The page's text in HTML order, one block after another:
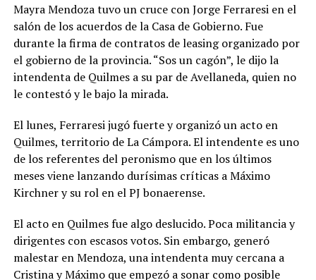
Mayra Mendoza tuvo un cruce con Jorge Ferraresi en el
salón de los acuerdos de la Casa de Gobierno. Fue
durante la firma de contratos de leasing organizado por
el gobierno de la provincia. “Sos un cagón”, le dijo la
intendenta de Quilmes a su par de Avellaneda, quien no
le contestó y le bajo la mirada.
El lunes, Ferraresi jugó fuerte y organizó un acto en
Quilmes, territorio de La Cámpora. El intendente es uno
de los referentes del peronismo que en los últimos
meses viene lanzando durísimas críticas a Máximo
Kirchner y su rol en el PJ bonaerense.
El acto en Quilmes fue algo deslucido. Poca militancia y
dirigentes con escasos votos. Sin embargo, generó
malestar en Mendoza, una intendenta muy cercana a
Cristina y Máximo que empezó a sonar como posible